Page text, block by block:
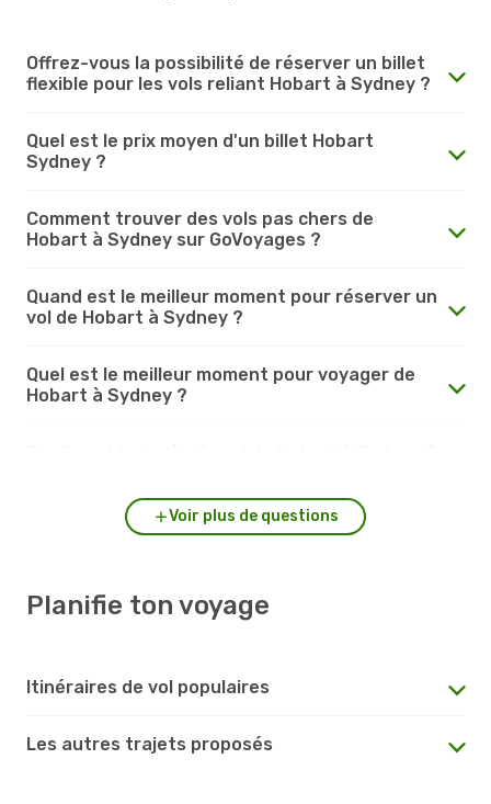
Offrez-vous la possibilité de réserver un billet
flexible pour les vols reliant Hobart à Sydney ?
Quel est le prix moyen d'un billet Hobart
Sydney ?
Comment trouver des vols pas chers de
Hobart à Sydney sur GoVoyages ?
Quand est le meilleur moment pour réserver un
vol de Hobart à Sydney ?
Quel est le meilleur moment pour voyager de
Hobart à Sydney ?
Voir plus de questions
Planifie ton voyage
Itinéraires de vol populaires
Les autres trajets proposés